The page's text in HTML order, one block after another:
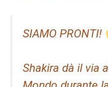
SIAMO PRONTI!
Shakira dà il via